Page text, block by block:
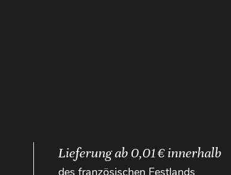
Lieferung ab 0,01 € innerhalb
des französischen Festlands